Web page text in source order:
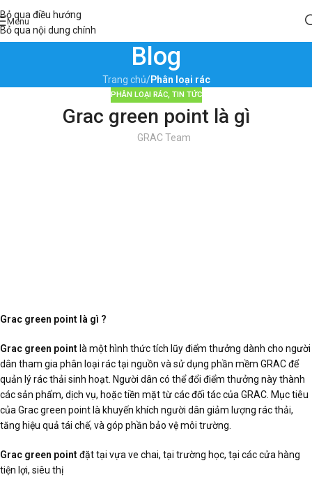
Bỏ qua điều hướng
Bỏ qua nội dung chính
Menu
Blog
Trang chủ/Phân loại rác
PHÂN LOẠI RÁC, TIN TỨC
Grac green point là gì
GRAC Team
Grac green point là gì ?
Grac green point là một hình thức tích lũy điểm thưởng dành cho người
dân tham gia phân loại rác tại nguồn và sử dụng phần mềm GRAC để
quản lý rác thải sinh hoạt. Người dân có thể đổi điểm thưởng này thành
các sản phẩm, dịch vụ, hoặc tiền mặt từ các đối tác của GRAC. Mục tiêu
của Grac green point là khuyến khích người dân giảm lượng rác thải,
tăng hiệu quả tái chế, và góp phần bảo vệ môi trường.
Grac green pointđặt tại vựa ve chai, tại trường học, tại các cửa hàng
tiện lợi, siêu thị